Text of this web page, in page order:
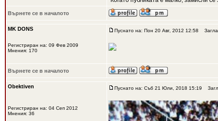
Върнете се в началото
MK DONS
Регистриран на: 09 Фев 2009
Мнения: 170
Пуснато на: Пон 20 Авг, 2012 12:58
Върнете се в началото
Obektiven
Регистриран на: 04 Сеп 2012
Мнения: 36
Пуснато на: Съб 21 Юли, 2018 15:19